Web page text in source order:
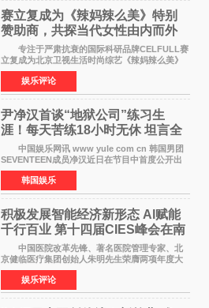
赛立复成为《辣妈辣么美》特别
赞助商，共探当代女性由内而外
活力美
专注于严肃抗衰的国际科研品牌CELFULL赛
立复成为北京卫视生活时尚综艺《辣妈辣么美》
的特别赞助商,明星辣妈袁咏仪倾情参与，向广大
都市女性传递健康生活新主张，寄语当代女性在
家庭与自我之间
娱乐评论
尹净汉首谈“地狱公司”练习生
涯！每天苦练18小时无休 坦言全
靠成员撑过来
中国娱乐网讯 www yule com cn 韩国男团
SEVENTEEN成员净汉近日在节目中首度公开出
道前的残酷练习生经历，并提及经纪公司Pledis
娱乐，引发广泛关注。 在8月2日播出的日本
TBS综艺节目《周
韩国娱乐
积极发展智能经济新形态 Al赋能
千行百业 第十四届CIES峰会在南
京盛大召开
中国医院改革先锋、著名医院管理专家、北
京健临医疗集团创始人朱明先生荣膺两项年度大
奖 2026年7月31日，盛夏金陵，长江之畔，
以重落地·真务实·强链接为主题的2026&lsquo;人
工智能+&rsquo
娱乐评论